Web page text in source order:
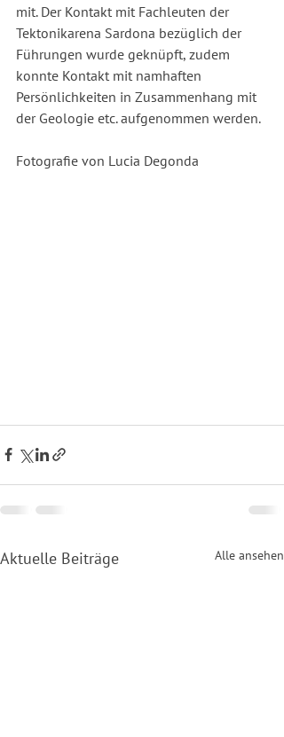
mit. Der Kontakt mit Fachleuten der
Tektonikarena Sardona bezüglich der
Führungen wurde geknüpft, zudem
konnte Kontakt mit namhaften
Persönlichkeiten in Zusammenhang mit
der Geologie etc. aufgenommen werden.
Fotografie von Lucia Degonda
Aktuelle Beiträge Alle ansehen